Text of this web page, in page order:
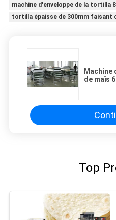
machine d'enveloppe de la tortilla
tortilla épaisse de 300mm faisant
de maïs
Top